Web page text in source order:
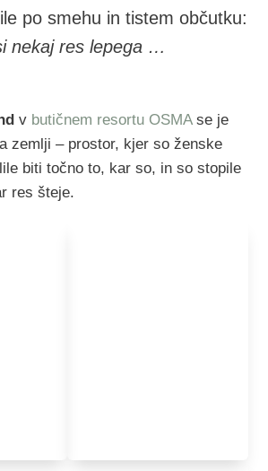
po smehu in tistem občutku:
nekaj res lepega …
v butičnem resortu OSMAse je
zemlji – prostor, kjer so ženske
biti točno to, kar so, in so stopile
res šteje.